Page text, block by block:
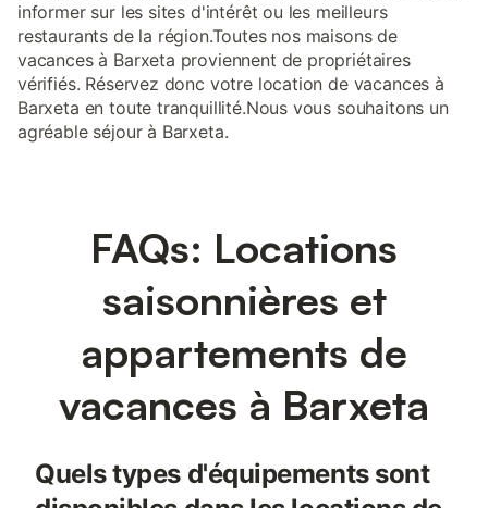
informer sur les sites d'intérêt ou les meilleurs
restaurants de la région.Toutes nos maisons de
vacances à Barxeta proviennent de propriétaires
vérifiés. Réservez donc votre location de vacances à
Barxeta en toute tranquillité.Nous vous souhaitons un
agréable séjour à Barxeta.
FAQs: Locations
saisonnières et
appartements de
vacances à Barxeta
Quels types d'équipements sont